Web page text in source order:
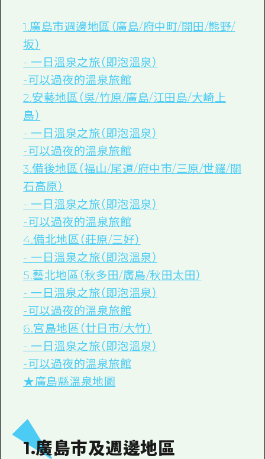
1.廣島市週邊地區（廣島/府中町/開田/熊野/
坂）
- 一日溫泉之旅（即泡溫泉）
-可以過夜的溫泉旅館
2.安藝地區（吳/竹原/廣島/江田島/大崎上
島）
- 一日溫泉之旅（即泡溫泉）
-可以過夜的溫泉旅館
3.備後地區（福山/尾道/府中市/三原/世羅/關
石高原）
- 一日溫泉之旅（即泡溫泉）
-可以過夜的溫泉旅館
4.備北地區（莊原/三好）
- 一日溫泉之旅（即泡溫泉）
5.藝北地區（秋多田/廣島/秋田太田）
- 一日溫泉之旅（即泡溫泉）
-可以過夜的溫泉旅館
6.宮島地區（廿日市/大竹）
- 一日溫泉之旅（即泡溫泉）
-可以過夜的溫泉旅館
★廣島縣溫泉地圖
1.廣島市及週邊地區